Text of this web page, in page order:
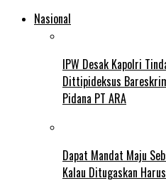
Nasional
IPW Desak Kapolri
Dittipideksus
Pidana PT ARA
Dapat Mandat Maju
Kalau Ditugaskan